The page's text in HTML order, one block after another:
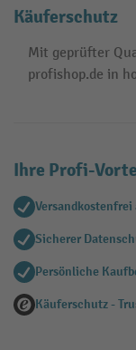
Käuferschutz
Mit geprüfter
profishop.de in
Ihre Profi-
Versandkostenfrei
Sicherer
Persönliche
Käuferschutz -